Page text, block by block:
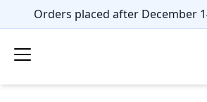
Orders placed after December